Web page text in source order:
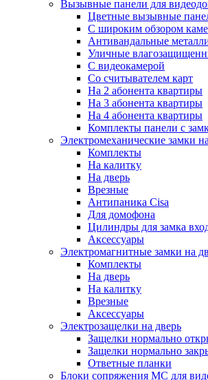
Вызывные панели для
Цветные вызывные
С широким обзором
Антивандальные
Уличные
С видеокамерой
Со считывателем карт
На 2 абонента квартиры
На 3 абонента квартиры
На 4 абонента квартиры
Комплекты панели с
Электромеханические замки
Комплекты
На калитку
На дверь
Врезные
Антипаника Cisa
Для домофона
Цилиндры для замка
Аксессуары
Электромагнитные замки на
Комплекты
На дверь
На калитку
Врезные
Аксессуары
Электрозащелки на дверь
Защелки нормально
Защелки нормально
Ответные планки
Блоки сопряжения МС для